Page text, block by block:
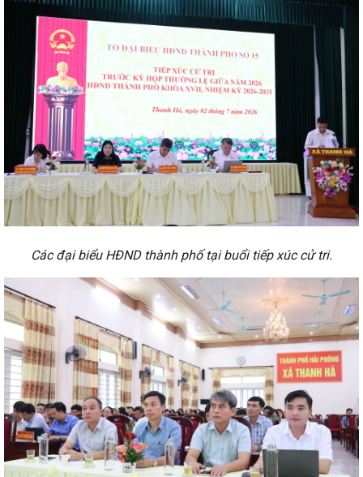
Các đại biểu HĐND thành phố tại buổi tiếp xúc cử tri.